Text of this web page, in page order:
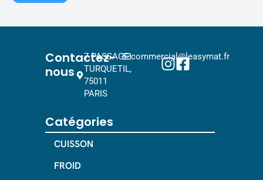
Contactez-
nous
7 PASSAGE
TURQUETIL,
75011
PARIS
commercial@leasymat.fr
Catégories
CUISSON
FROID